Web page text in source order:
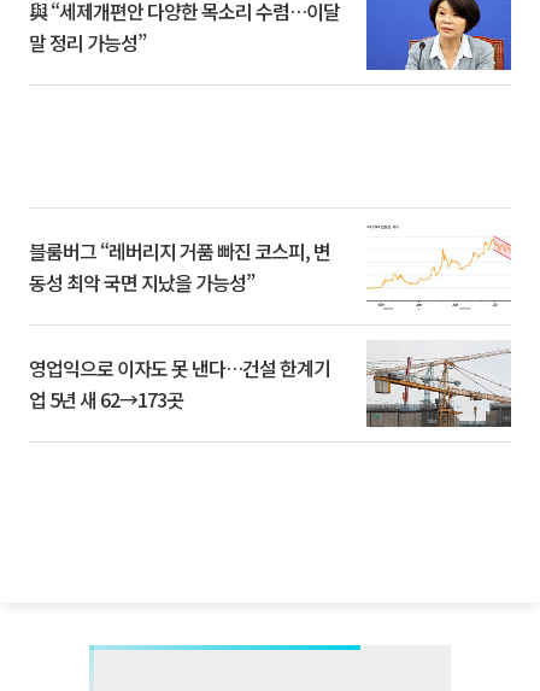
與 “세제개편안 다양한 목소리 수렴…이달
말 정리 가능성”
블룸버그 “레버리지 거품 빠진 코스피, 변
동성 최악 국면 지났을 가능성”
영업익으로 이자도 못 낸다…건설 한계기
업 5년 새 62→173곳